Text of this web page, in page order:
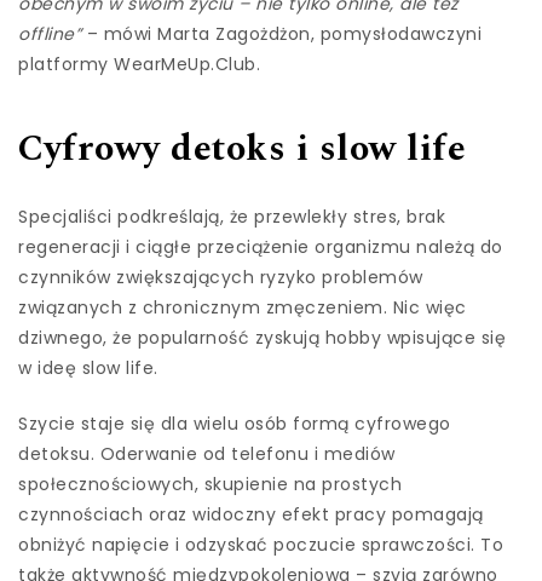
offline”– mówi Marta Zagożdżon, pomysłodawczyni
platformy WearMeUp.Club.
Cyfrowy detoks i slow life
Specjaliści podkreślają, że przewlekły stres, brak
regeneracji i ciągłe przeciążenie organizmu należą do
czynników zwiększających ryzyko problemów
związanych z chronicznym zmęczeniem. Nic więc
dziwnego, że popularność zyskują hobby wpisujące się
w ideę slow life.
Szycie staje się dla wielu osób formą cyfrowego
detoksu. Oderwanie od telefonu i mediów
społecznościowych, skupienie na prostych
czynnościach oraz widoczny efekt pracy pomagają
obniżyć napięcie i odzyskać poczucie sprawczości. To
także aktywność międzypokoleniowa – szyją zarówno